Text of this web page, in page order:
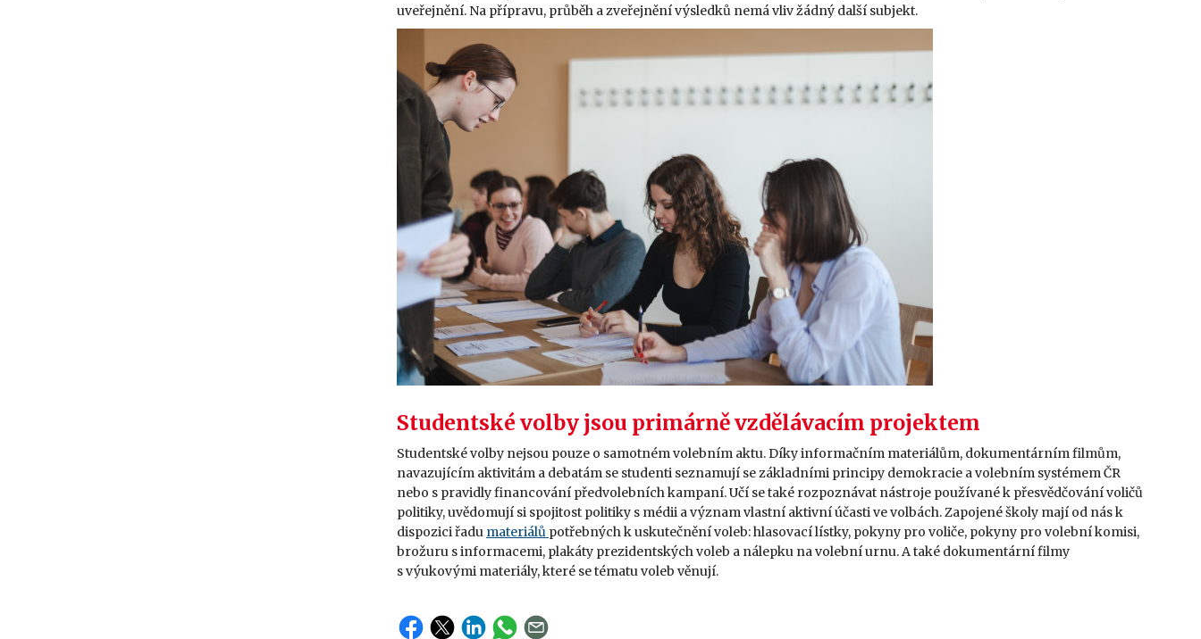
uveřejnění. Na přípravu, průběh a zveřejnění výsledků nemá vliv žádný další subjekt.
Studentské volby jsou primárně vzdělávacím projektem
Studentské volby nejsou pouze o samotném volebním aktu. Díky informačním materiálům, dokumentárním filmům,
navazujícím aktivitám a debatám se studenti seznamují se základními principy demokracie a volebním systémem ČR
nebo s pravidly financování předvolebních kampaní. Učí se také rozpoznávat nástroje používané k přesvědčování voličů
politiky, uvědomují si spojitost politiky s médii a význam vlastní aktivní účasti ve volbách. Zapojené školy mají od nás k
dispozici řadu materiálů potřebných k uskutečnění voleb: hlasovací lístky, pokyny pro voliče, pokyny pro volební komisi,
brožuru s informacemi, plakáty prezidentských voleb a nálepku na volební urnu. A také dokumentární filmy
s výukovými materiály, které se tématu voleb věnují.